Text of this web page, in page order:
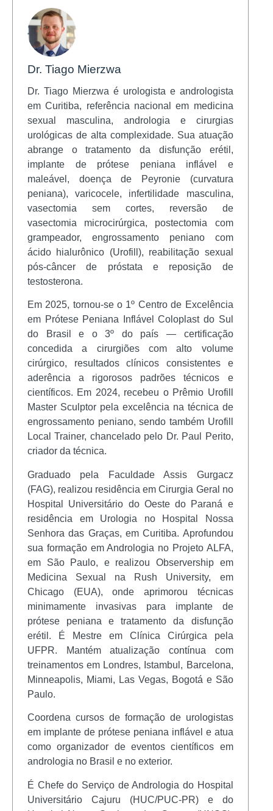
Dr. Tiago Mierzwa
Dr. Tiago Mierzwa é urologista e andrologista
em Curitiba, referência nacional em medicina
sexual masculina, andrologia e cirurgias
urológicas de alta complexidade. Sua atuação
abrange o tratamento da disfunção erétil,
implante de prótese peniana inflável e
maleável, doença de Peyronie (curvatura
peniana), varicocele, infertilidade masculina,
vasectomia sem cortes, reversão de
vasectomia microcirúrgica, postectomia com
grampeador, engrossamento peniano com
ácido hialurônico (Urofill), reabilitação sexual
pós-câncer de próstata e reposição de
testosterona.
Em 2025, tornou-se o 1º Centro de Excelência
em Prótese Peniana Inflável Coloplast do Sul
do Brasil e o 3º do país — certificação
concedida a cirurgiões com alto volume
cirúrgico, resultados clínicos consistentes e
aderência a rigorosos padrões técnicos e
científicos. Em 2024, recebeu o Prêmio Urofill
Master Sculptor pela excelência na técnica de
engrossamento peniano, sendo também Urofill
Local Trainer, chancelado pelo Dr. Paul Perito,
criador da técnica.
Graduado pela Faculdade Assis Gurgacz
(FAG), realizou residência em Cirurgia Geral no
Hospital Universitário do Oeste do Paraná e
residência em Urologia no Hospital Nossa
Senhora das Graças, em Curitiba. Aprofundou
sua formação em Andrologia no Projeto ALFA,
em São Paulo, e realizou Observership em
Medicina Sexual na Rush University, em
Chicago (EUA), onde aprimorou técnicas
minimamente invasivas para implante de
prótese peniana e tratamento da disfunção
erétil. É Mestre em Clínica Cirúrgica pela
UFPR. Mantém atualização contínua com
treinamentos em Londres, Istambul, Barcelona,
Minneapolis, Miami, Las Vegas, Bogotá e São
Paulo.
Coordena cursos de formação de urologistas
em implante de prótese peniana inflável e atua
como organizador de eventos científicos em
andrologia no Brasil e no exterior.
É Chefe do Serviço de Andrologia do Hospital
Universitário Cajuru (HUC/PUC-PR) e do